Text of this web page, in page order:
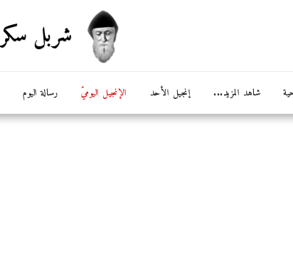
شربل
شاهد المزيد... إنجيل الأحد الإنجيل اليوميّ رسالة اليوم